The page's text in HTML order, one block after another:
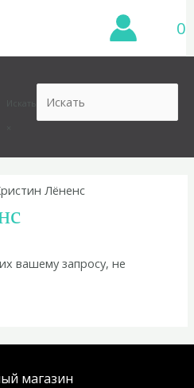
0
Лёненс
вашему запросу, не
магазин